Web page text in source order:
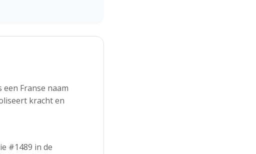
Franse naam
kracht en
#1489 in de